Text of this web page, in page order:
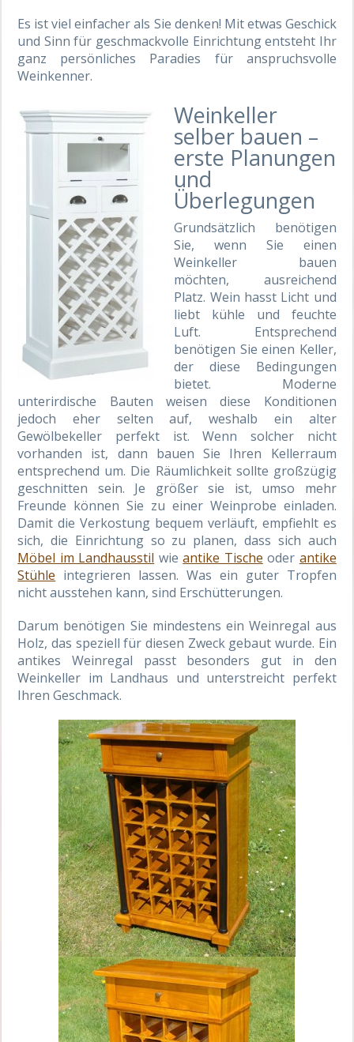
Es ist viel einfacher als Sie denken! Mit etwas Geschick
und Sinn für geschmackvolle Einrichtung entsteht Ihr
ganz persönliches Paradies für anspruchsvolle
Weinkenner.
Weinkeller
selber bauen –
erste Planungen
und
Überlegungen
Grundsätzlich benötigen
Sie, wenn Sie einen
Weinkeller bauen
möchten, ausreichend
Platz. Wein hasst Licht und
liebt kühle und feuchte
Luft. Entsprechend
benötigen Sie einen Keller,
der diese Bedingungen
bietet. Moderne
unterirdische Bauten weisen diese Konditionen
jedoch eher selten auf, weshalb ein alter
Gewölbekeller perfekt ist. Wenn solcher nicht
vorhanden ist, dann bauen Sie Ihren Kellerraum
entsprechend um. Die Räumlichkeit sollte großzügig
geschnitten sein. Je größer sie ist, umso mehr
Freunde können Sie zu einer Weinprobe einladen.
Damit die Verkostung bequem verläuft, empfiehlt es
sich, die Einrichtung so zu planen, dass sich auch
Möbel im Landhausstil wieantike Tische oder antike
Stühle integrieren lassen. Was ein guter Tropfen
nicht ausstehen kann, sind Erschütterungen.
Darum benötigen Sie mindestens ein Weinregal aus
Holz, das speziell für diesen Zweck gebaut wurde. Ein
antikes Weinregal passt besonders gut in den
Weinkeller im Landhaus und unterstreicht perfekt
Ihren Geschmack.